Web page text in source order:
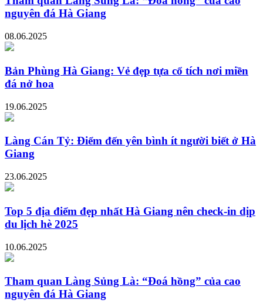
nguyên đá Hà Giang
08.06.2025
Bản Phùng Hà Giang: Vẻ đẹp tựa cổ tích nơi miền
đá nở hoa
19.06.2025
Làng Cán Tỷ: Điểm đến yên bình ít người biết ở Hà
Giang
23.06.2025
Top 5 địa điểm đẹp nhất Hà Giang nên check-in dịp
du lịch hè 2025
10.06.2025
Tham quan Làng Sủng Là: “Đoá hồng” của cao
nguyên đá Hà Giang